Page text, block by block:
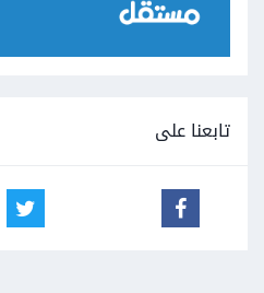
تابعنا على